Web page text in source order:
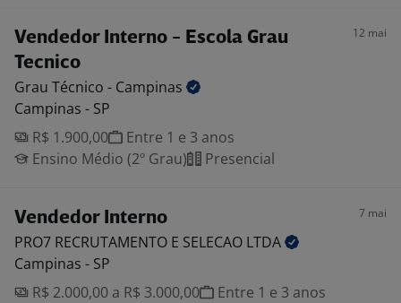
Vendedor Interno - Escola Grau
Tecnico
12 mai
Grau Técnico - Campinas
Campinas - SP
R$ 1.900,00
Entre 1 e 3 anos
Ensino Médio (2º Grau)
Presencial
Vendedor Interno 7 mai
PRO7 RECRUTAMENTO E SELECAO LTDA
Campinas - SP
R$ 2.000,00 a R$ 3.000,00
Entre 1 e 3 anos